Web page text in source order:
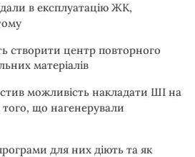
в експлуатацію ЖК,
створити центр повторного
матеріалів
можливість накладати ШІ на
того, що нагенерували
для них діють та як